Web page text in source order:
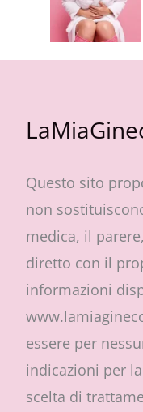
Questo sito
non
medica, il
diretto con il
informazioni
essere per
indicazioni per
scelta di